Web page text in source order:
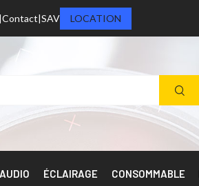
Contact SAV LOCATION
AUDIO ÉCLAIRAGE CONSOMMABLE